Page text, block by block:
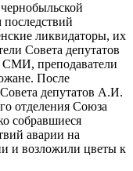
ликвидаторы, их
Совета депутатов
СМИ, преподаватели
После
депутатов А.И.
отделения Союза
собравшиеся
аварии на
и возложили цветы к